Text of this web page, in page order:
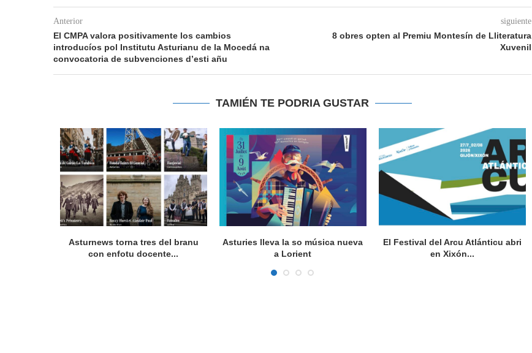
Anterior
El CMPA valora positivamente los cambios
introducíos pol Institutu Asturianu de la Mocedá na
convocatoria de subvenciones d’esti añu
siguiente
8 obres opten al Premiu Montesín de Lliteratura
Xuvenil
TAMIÉN TE PODRIA GUSTAR
Asturnews torna tres del branu
con enfotu docente...
Asturies lleva la so música nueva
a Lorient
El Festival del Arcu Atlánticu abri
en Xixón...